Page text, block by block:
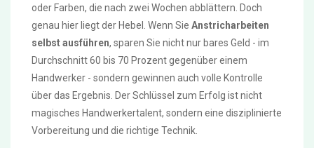
oder Farben, die nach zwei Wochen abblättern. Doch
genau hier liegt der Hebel. Wenn Sie Anstricharbeiten
selbst ausführen, sparen Sie nicht nur bares Geld - im
Durchschnitt 60 bis 70 Prozent gegenüber einem
Handwerker - sondern gewinnen auch volle Kontrolle
über das Ergebnis. Der Schlüssel zum Erfolg ist nicht
magisches Handwerkertalent, sondern eine disziplinierte
Vorbereitung und die richtige Technik.